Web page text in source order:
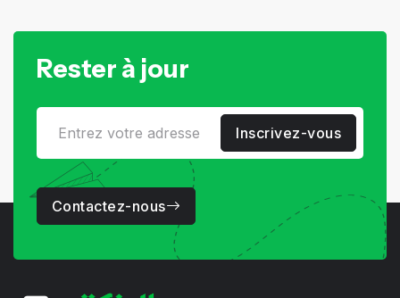
Rester à jour
Inscrivez-vous
Contactez-nous